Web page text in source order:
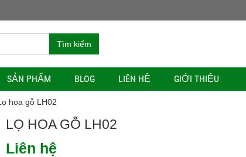
Tìm kiếm
SẢN PHẨM BLOG LIÊN HỆ GIỚI THIỆU
hoa gỗ LH02
LỌ HOA GỖ LH02
Liên hệ